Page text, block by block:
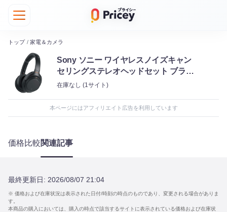
トップ / 家電＆カメラ
Sony ソニー ワイヤレスノイズキャン
セリングステレオヘッドセット ブラッ
ク WH-1000XM3
在庫なし (1サイト)
本ページにはアフィリエイト広告を利用しています
価格比較関連記事
最終更新日: 2026/08/07 21:04
※ 価格および在庫状況は表示された日付/時刻の時点のものであり、変更される場合がありま
す。
本商品の購入においては、購入の時点で該当するサイトに表示されている価格および在庫状